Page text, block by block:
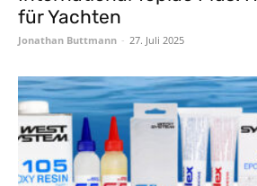
für Yachten
Jonathan Buttmann - 27. Juli 2025